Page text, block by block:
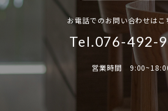
お電話でのお問い合わせはこ
Tel.076-492-
営業時間